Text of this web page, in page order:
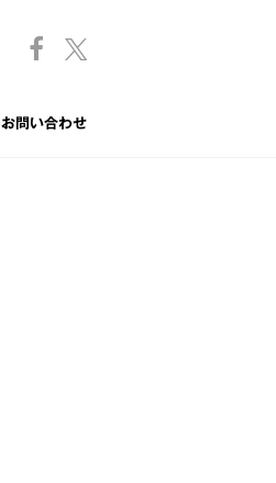
お問い合わせ